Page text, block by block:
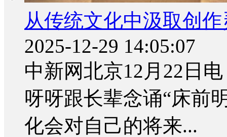
从传统文化中汲取创
2025-12-29 14:05:07
中新网北京12月22日
呀呀跟长辈念诵“床前
化会对自己的将来...